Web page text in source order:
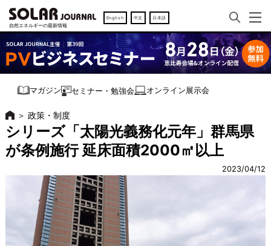
English 中文 日本語
マガジン セミナー・勉強会 オンライン展示会
＞ 政策・制度
シリーズ「太陽光義務化元年」群馬県
が条例施行 延床面積2000㎡以上
2023/04/12